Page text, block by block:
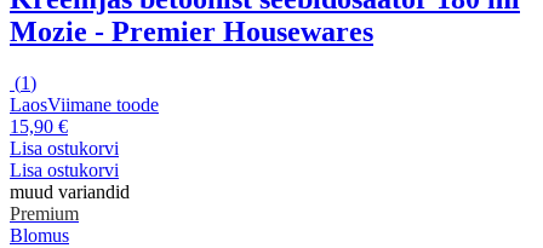
Mozie - Premier Housewares
(1)
LaosViimane toode
15,90 €
Lisa ostukorvi
Lisa ostukorvi
muud variandid
Premium
Blomus